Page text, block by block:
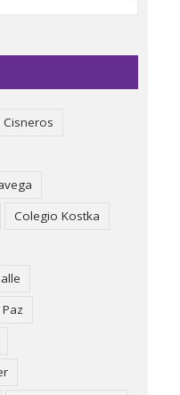
Cisneros
Colegio Kostka